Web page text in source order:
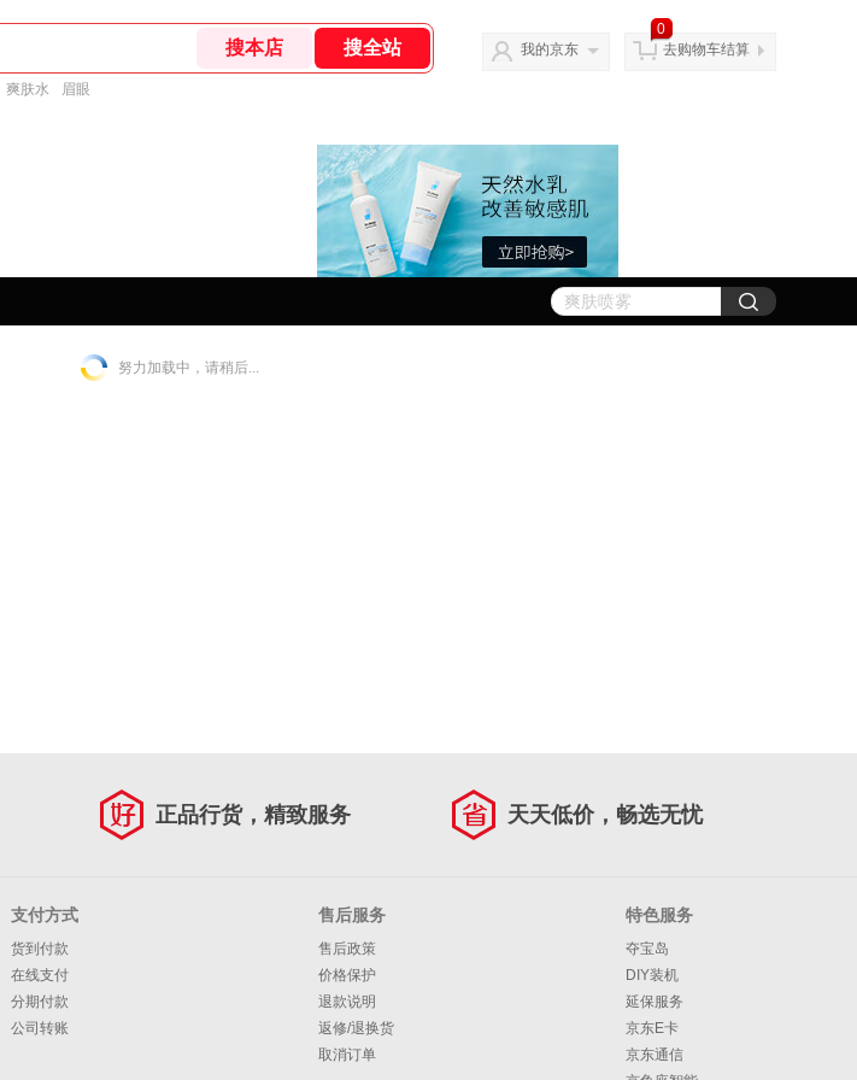
爽肤水 眉眼
我的京东
0
去购物车结算
努力加载中，请稍后...
正品行货，精致服务 天天低价，畅选无忧
支付方式
货到付款
在线支付
分期付款
公司转账
售后服务
售后政策
价格保护
退款说明
返修/退换货
取消订单
特色服务
夺宝岛
DIY装机
延保服务
京东E卡
京东通信